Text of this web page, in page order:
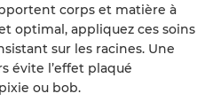
corps et matière à
optimal, appliquez ces soins
sur les racines. Une
évite l’effet plaqué
ou bob.